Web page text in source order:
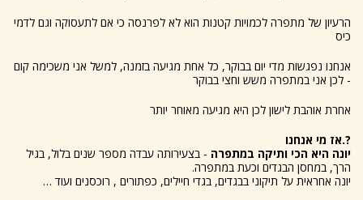
הרעיון של מתפרה לכמויות קטנות הוא לא לפרנסה כי אם לתעסוקה וגם לדמי
כיס
אנחנו נפגשות מדי יום בבוקר, כל אחת מגיעה בזמנה, למשל אני משכימה קום
- לכן אני במתפרה משש וחצי בבוקר
אחרת אוהבת לישון לכן היא מגיעה מאוחר יותר
?.אז מי אנחנו
יונה היא הכי ותיקה במתפרה - בצעירותה עבדה מספר שנים בלול, בגיל
הרך, במחסן הבגדים וכעת במתפרה.
יונה אחראית על תיקוני בבגדים, בגדי חיילים, כפתורים , רוכסנים ועוד …